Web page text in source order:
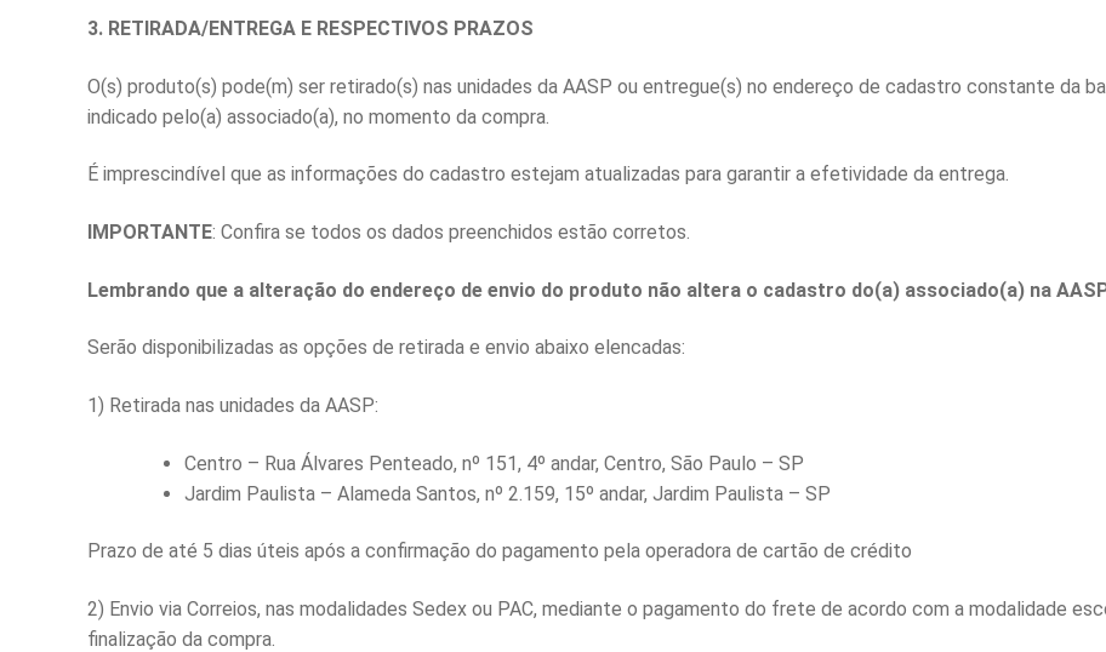
3. RETIRADA/ENTREGA E RESPECTIVOS PRAZOS
O(s) produto(s) pode(m) ser retirado(s) nas unidades da AASP ou entregue(s) no endereço de cadastro constante da
indicado pelo(a) associado(a), no momento da compra.
É imprescindível que as informações do cadastro estejam atualizadas para garantir a efetividade da entrega.
IMPORTANTE: Confira se todos os dados preenchidos estão corretos.
Lembrando que a alteração do endereço de envio do produto não altera o cadastro do(a) associado(a) na
Serão disponibilizadas as opções de retirada e envio abaixo elencadas:
1) Retirada nas unidades da AASP:
Centro – Rua Álvares Penteado, nº 151, 4º andar, Centro, São Paulo – SP
Jardim Paulista – Alameda Santos, nº 2.159, 15º andar, Jardim Paulista – SP
Prazo de até 5 dias úteis após a confirmação do pagamento pela operadora de cartão de crédito
2) Envio via Correios, nas modalidades Sedex ou PAC, mediante o pagamento do frete de acordo com a modalidade
finalização da compra.